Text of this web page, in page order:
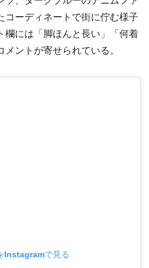
コーディネートで街に佇む様子
欄には「脚ほんと長い」「何着
ントが寄せられている。
Instagramで見る